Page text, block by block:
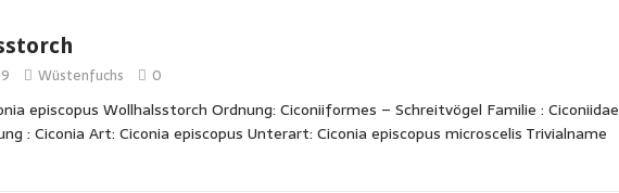
Wüstenfuchs 0
episcopus Wollhalsstorch Ordnung: Ciconiiformes – Schreitvögel Familie : Ciconiidae
: Ciconia Art: Ciconia episcopus Unterart: Ciconia episcopus microscelis Trivialname